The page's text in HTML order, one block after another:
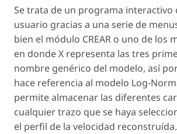
Se trata de un programa interactivo
usuario gracias a una serie de
bien el módulo CREAR o uno de los
en donde X representa las tres
nombre genérico del modelo, así
hace referencia al modelo Log-
permite almacenar las diferentes
cualquier trazo que se haya
el perfil de la velocidad reconstruída.